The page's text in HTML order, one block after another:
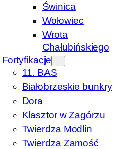
Świnica
Wołowiec
Wrota
Chałubińskiego
Fortyfikacje
11. BAS
Białobrzeskie bunkry
Dora
Klasztor w Zagórzu
Twierdza Modlin
Twierdza Zamość